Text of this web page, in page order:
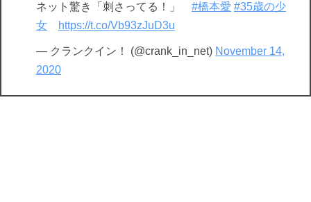
ネット驚き「刺さってる！」 #橋本愛 #35歳の少
女
https://t.co/Vb93zJuD3u
— クランクイン！ (@crank_in_net) November 14,
2020